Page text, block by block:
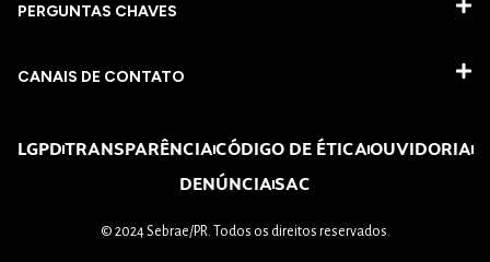
PERGUNTAS CHAVES​
CANAIS DE CONTATO
LGPDTRANSPARÊNCIACÓDIGO DE ÉTICAOUVIDORIA
DENÚNCIASAC
© 2024 Sebrae/PR. Todos os direitos reservados.